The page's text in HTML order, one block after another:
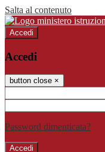
Salta al contenuto
Accedi
Accedi
button close ×
Password dimenticata?